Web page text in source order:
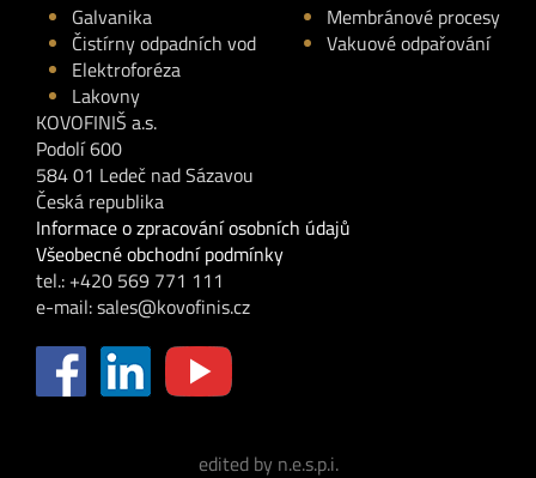
Galvanika
Čistírny odpadních vod
Elektroforéza
Lakovny
Membránové procesy
Vakuové odpařování
KOVOFINIŠ a.s.
Podolí 600
584 01 Ledeč nad Sázavou
Česká republika
Informace o zpracování osobních údajů
Všeobecné obchodní podmínky
tel.: +420 569 771 111
e-mail:sales@kovofinis.cz
edited by n.e.s.p.i.